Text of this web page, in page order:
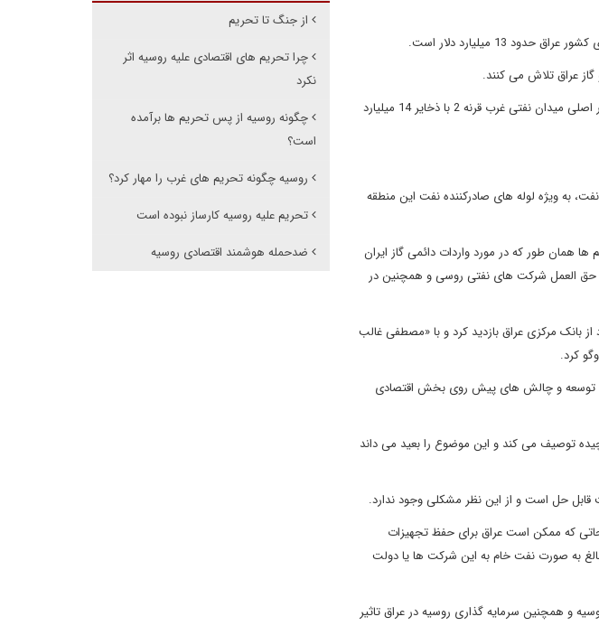
میلیارد دلار است.
عراق تلاش می کنند.
یکی از مهمترین شرکت های نفتی روسی که در حال حاضر در عراق فعالیت دارند شرکت لوک اویل است که اپراتور اصلی میدان نفتی غرب قرنه 2 با ذخایر 14 میلیارد
به ویژه لوله های صادرکننده نفت این منطقه
همان طور که در مورد واردات دائمی گاز ایران
حق العمل شرکت های نفتی روسی و همچنین در
بانک مرکزی عراق بازدید کرد و با «مصطفی غالب
کرد.
توسعه و چالش های پیش روی بخش اقتصادی
توصیف می ‌کند و این موضوع را بعید می داند
حل است و از این نظر مشکلی وجود ندارد.
که ممکن است عراق برای حفظ تجهیزات
به صورت نفت خام به این شرکت ها یا دولت
و همچنین سرمایه گذاری روسیه در عراق تاثیر
از جنگ تا تحریم
چرا تحریم های اقتصادی علیه روسیه اثر
نکرد
چگونه روسیه از پس تحریم ها برآمده
است؟
روسیه چگونه تحریم های غرب را مهار کرد؟
تحریم علیه روسیه کارساز نبوده است
ضدحمله هوشمند اقتصادی روسیه